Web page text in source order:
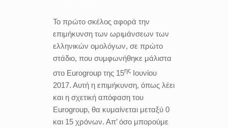
Το πρώτο σκέλος αφορά την
επιμήκυνση των ωριμάνσεων των
ελληνικών ομολόγων, σε πρώτο
στάδιο, που συμφωνήθηκε μάλιστα
στο Eurogroup της 15ης Ιουνίου
2017. Αυτή η επιμήκυνση, όπως λέει
και η σχετική απόφαση του
Eurogroup, θα κυμαίνεται μεταξύ 0
και 15 χρόνων. Απ’ όσο μπορούμε